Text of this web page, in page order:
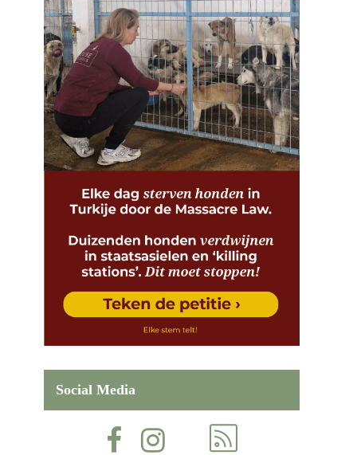
Social Media